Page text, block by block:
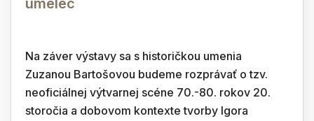
umelec
Na záver výstavy sa s historičkou umenia
Zuzanou Bartošovou budeme rozprávať o tzv.
neoficiálnej výtvarnej scéne 70.-80. rokov 20.
storočia a dobovom kontexte tvorby Igora